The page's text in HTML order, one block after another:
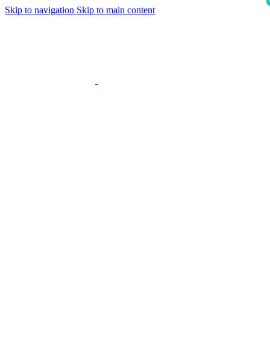
Skip to navigation Skip to main content